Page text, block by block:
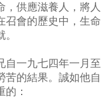
，供應滋養人，將人
召會的歷史中，生命
自一九七四年一月至
苦的結果。誠如他自
：